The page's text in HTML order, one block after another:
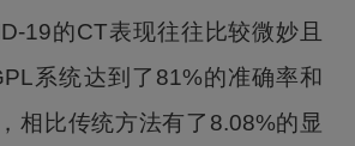
19的CT表现往往比较微妙且
系统达到了81%的准确率和
相比传统方法有了8.08%的显